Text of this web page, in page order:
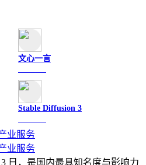
文心一言
Stable Diffusion 3
日，是国内最具知名度与影响力